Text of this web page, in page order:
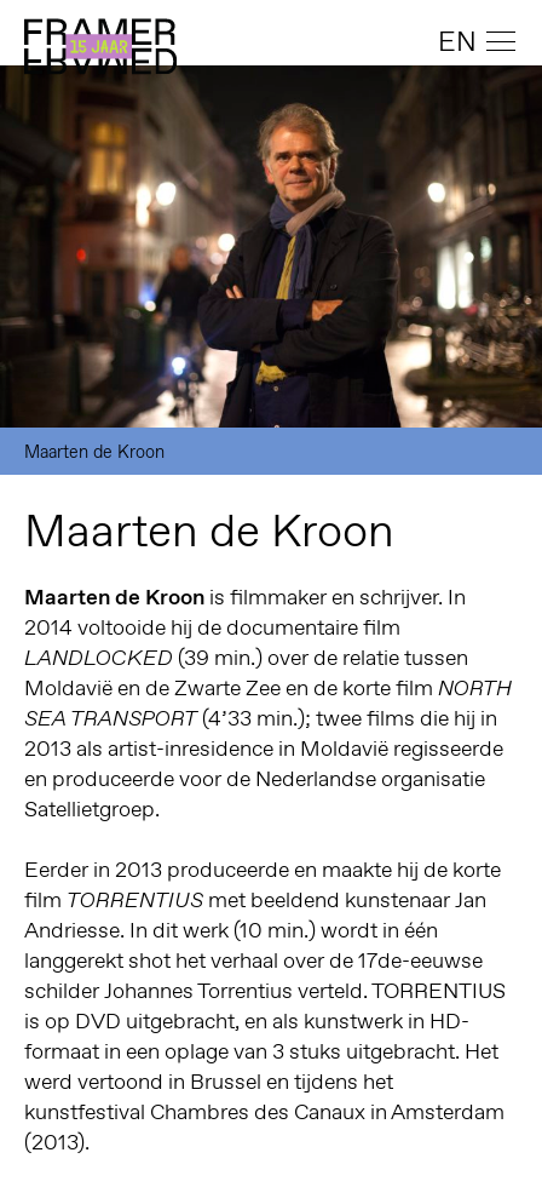
EN
Maarten de Kroon
Maarten de Kroon
Maarten de Kroonis filmmaker en schrijver. In
2014 voltooide hij de documentaire film
LANDLOCKED (39 min.) over de relatie tussen
Moldavië en de Zwarte Zee en de korte film NORTH
SEA TRANSPORT(4’33 min.); twee films die hij in
2013 als artist-inresidence in Moldavië regisseerde
en produceerde voor de Nederlandse organisatie
Satellietgroep.
Eerder in 2013 produceerde en maakte hij de korte
film TORRENTIUSmet beeldend kunstenaar Jan
Andriesse. In dit werk (10 min.) wordt in één
langgerekt shot het verhaal over de 17de-eeuwse
schilder Johannes Torrentius verteld. TORRENTIUS
is op DVD uitgebracht, en als kunstwerk in HD-
formaat in een oplage van 3 stuks uitgebracht. Het
werd vertoond in Brussel en tijdens het
kunstfestival Chambres des Canaux in Amsterdam
(2013).